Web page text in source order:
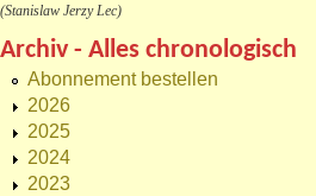
(Stanislaw Jerzy Lec)
Archiv - Alles chronologisch
Abonnement bestellen
2026
2025
2024
2023